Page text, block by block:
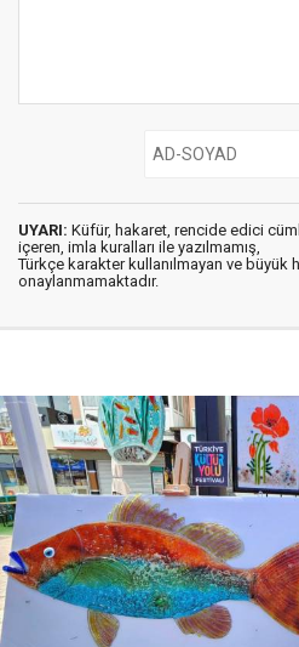
UYARI: Küfür, hakaret, rencide edici
içeren, imla kuralları ile yazılmamış,
Türkçe karakter kullanılmayan ve büyük
onaylanmamaktadır.